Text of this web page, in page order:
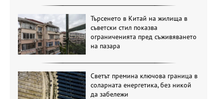
Търсенето в Китай на жилища в
съветски стил показва
ограниченията пред съживяването
на пазара
Светът премина ключова граница в
соларната енергетика, без никой
да забележи